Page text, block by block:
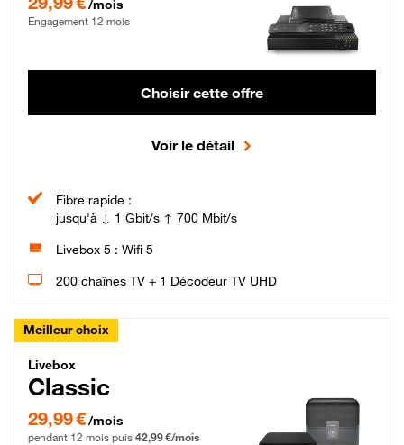
/mois
Engagement 12 mois
Choisir cette offre
Voir le détail
Fibre rapide :
jusqu'à ↓ 1 Gbit/s ↑ 700 Mbit/s
Livebox 5 : Wifi 5
200 chaînes TV + 1 Décodeur TV UHD
Meilleur choix
Livebox Classic Fibre
Livebox
Classic
29,99 € par mois pendant 12 mois puis 42,99 € par mois, Engagement 12 mois
29,99 €/mois
pendant 12 mois puis 42,99 €/mois